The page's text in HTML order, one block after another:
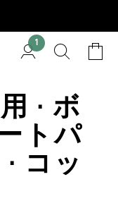
1
· ボ
トパ
コッ